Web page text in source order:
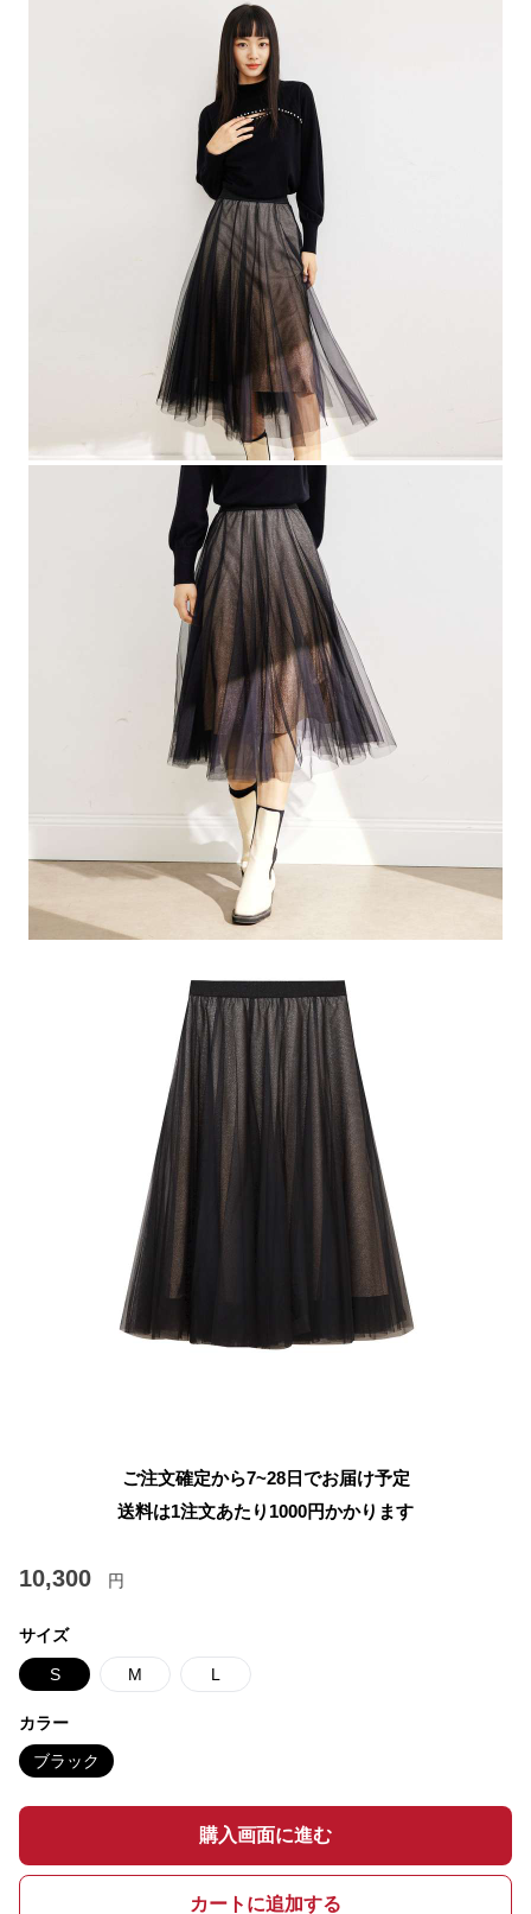
ご注文確定から7~28日でお届け予定
送料は1注文あたり 1000円かかります
10,300 円
サイズ
S M L
カラー
ブラック
購入画面に進む
カートに追加する